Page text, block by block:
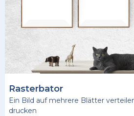
Rasterbator
Ein Bild auf mehrere Blätter
drucken